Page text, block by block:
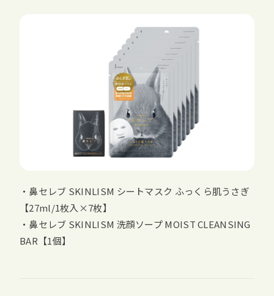
・鼻セレブ SKINLISM シートマスク ふっくら肌うさぎ
【27ml/1枚入×7枚】
・鼻セレブ SKINLISM 洗顔ソープ MOIST CLEANSING
BAR【1個】